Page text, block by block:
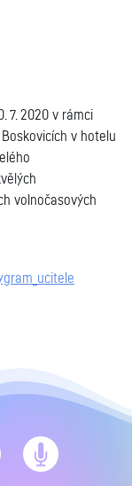
7. 2020 v rámci
v hotelu
volnočasových